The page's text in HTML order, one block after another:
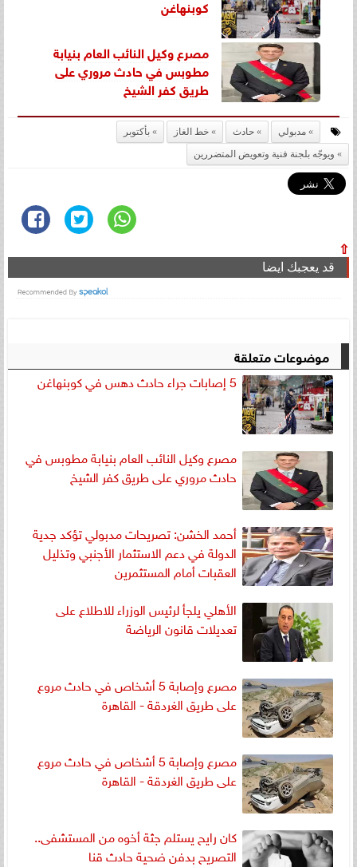
كوبنهاغن
مصرع وكيل النائب العام بنيابة
مطوبس في حادث مروري على
طريق كفر الشيخ
مدبولي حادث خط الغاز
بأكتوبر
ويوجّه بلجنة فنية وتعويض المتضررين
⇧
قد يعجبك ايضا
موضوعات متعلقة
5 إصابات جراء حادث دهس في كوبنهاغن
مصرع وكيل النائب العام بنيابة مطوبس في
حادث مروري على طريق كفر الشيخ
أحمد الخشن: تصريحات مدبولي تؤكد جدية
الدولة في دعم الاستثمار الأجنبي وتذليل
العقبات أمام المستثمرين
الأهلي يلجأ لرئيس الوزراء للاطلاع على
تعديلات قانون الرياضة
مصرع وإصابة 5 أشخاص في حادث مروع
على طريق الغردقة - القاهرة
مصرع وإصابة 5 أشخاص في حادث مروع
على طريق الغردقة - القاهرة
كان رايح يستلم جثة أخوه من المستشفى..
التصريح بدفن ضحية حادث قنا